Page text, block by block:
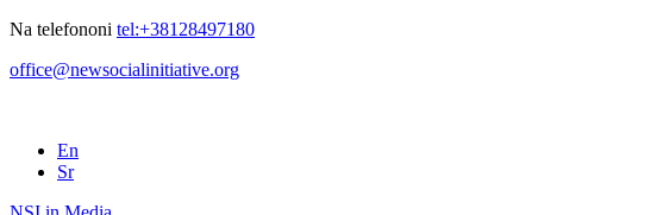
Na telefononi tel:+38128497180
office@newsocialinitiative.org
En
Sr